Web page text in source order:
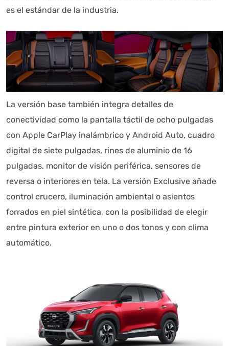
es el estándar de la industria.
La versión base también integra detalles de
conectividad como la pantalla táctil de ocho pulgadas
con Apple CarPlay inalámbrico y Android Auto, cuadro
digital de siete pulgadas, rines de aluminio de 16
pulgadas, monitor de visión periférica, sensores de
reversa o interiores en tela. La versión Exclusive añade
control crucero, iluminación ambiental o asientos
forrados en piel sintética, con la posibilidad de elegir
entre pintura exterior en uno o dos tonos y con clima
automático.